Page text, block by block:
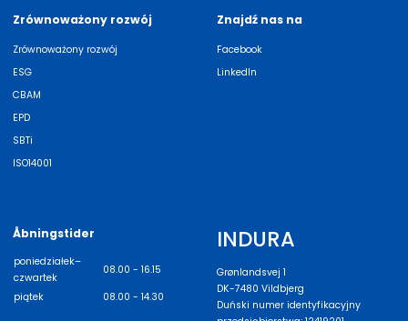
Zrównoważony rozwój
Zrównoważony rozwój
ESG
CBAM
EPD
SBTi
ISO14001
Znajdź nas na
Facebook
LinkedIn
Åbningstider
poniedziałek–
czwartek
08.00 - 16.15
piątek
08.00 - 14.30
INDURA
Grønlandsvej 1
DK-7480 Vildbjerg
Duński numer identyfikacyjny